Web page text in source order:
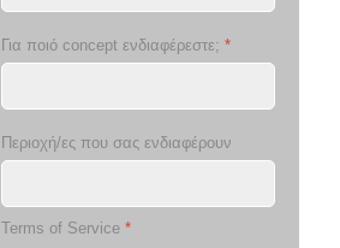
Για ποιό concept ενδιαφέρεστε; *
Περιοχή/ες που σας ενδιαφέρουν
Terms of Service *